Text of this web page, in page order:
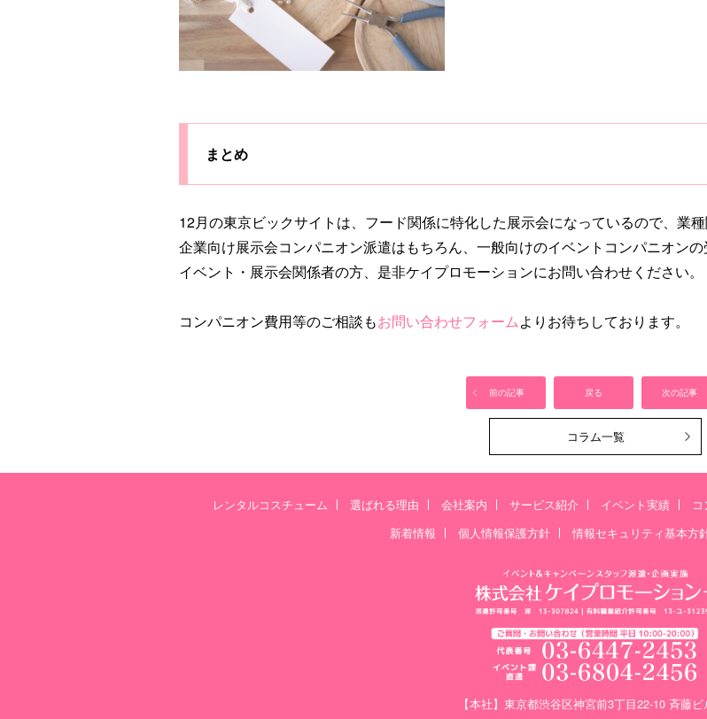
まとめ
12月の東京ビックサイトは、フード関係に特化した展示会になっているので、業
企業向け展示会コンパニオン派遣はもちろん、一般向けのイベントコンパニオンの
イベント・展示会関係者の方、是非ケイプロモーションにお問い合わせください。
コンパニオン費用等のご相談もお問い合わせフォームよりお待ちしております。
前の記事 戻る 次の記事
コラム一覧
レンタルコスチューム 選ばれる理由 会社案内 サービス紹介 イベント実績
新着情報
個人情報保護方針 情報セキュリティ基本方
【本社】東京都渋谷区神宮前3丁目22-10 斉藤